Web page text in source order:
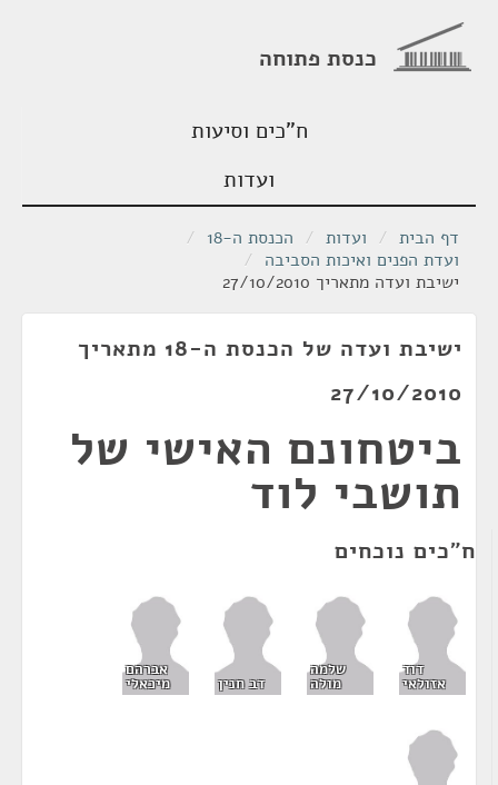
כנסת פתוחה
ח"כים וסיעות
ועדות
דף הבית / ועדות / הכנסת ה-18
/
ועדת הפנים ואיכות הסביבה /
ישיבת ועדה מתאריך 27/10/2010
ישיבת ועדה של הכנסת ה-18 מתאריך
27/10/2010
ביטחונם האישי של
תושבי לוד
ח"כים נוכחים
דוד
אזולאי
שלמה
מולה דב חנין
אברהם
מיכאלי